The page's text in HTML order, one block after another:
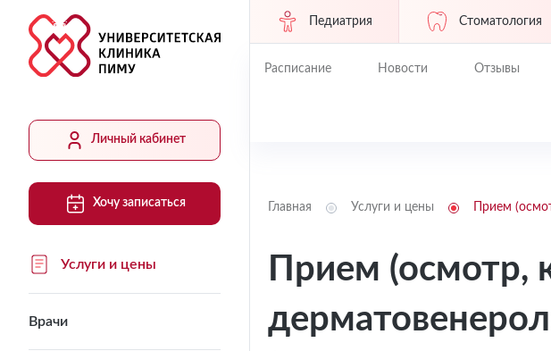
Личный кабинет
Хочу записаться
Услуги и цены
Врачи
Педиатрия Стоматология
Расписание Новости Отзывы
Главная Услуги и цены Прием
Прием (осмотр,